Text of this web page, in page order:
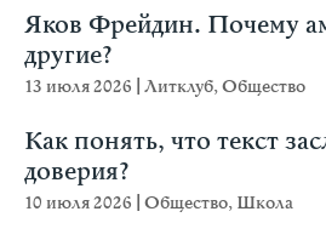
Яков Фрейдин. Почему
другие?
13 июля 2026 Литклуб,Общество
Как понять, что текст
доверия?
10 июля 2026 Общество, Школа